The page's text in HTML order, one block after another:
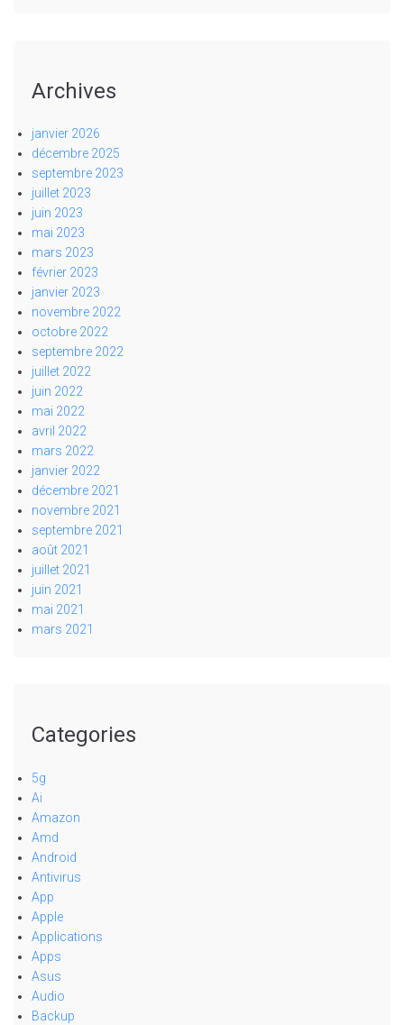
Archives
janvier 2026
décembre 2025
septembre 2023
juillet 2023
juin 2023
mai 2023
mars 2023
février 2023
janvier 2023
novembre 2022
octobre 2022
septembre 2022
juillet 2022
juin 2022
mai 2022
avril 2022
mars 2022
janvier 2022
décembre 2021
novembre 2021
septembre 2021
août 2021
juillet 2021
juin 2021
mai 2021
mars 2021
Categories
5g
Ai
Amazon
Amd
Android
Antivirus
App
Apple
Applications
Apps
Asus
Audio
Backup